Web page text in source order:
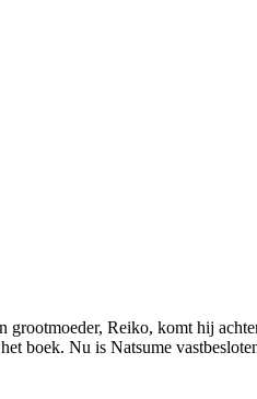
Reiko, komt hij
boek. Nu is Natsume